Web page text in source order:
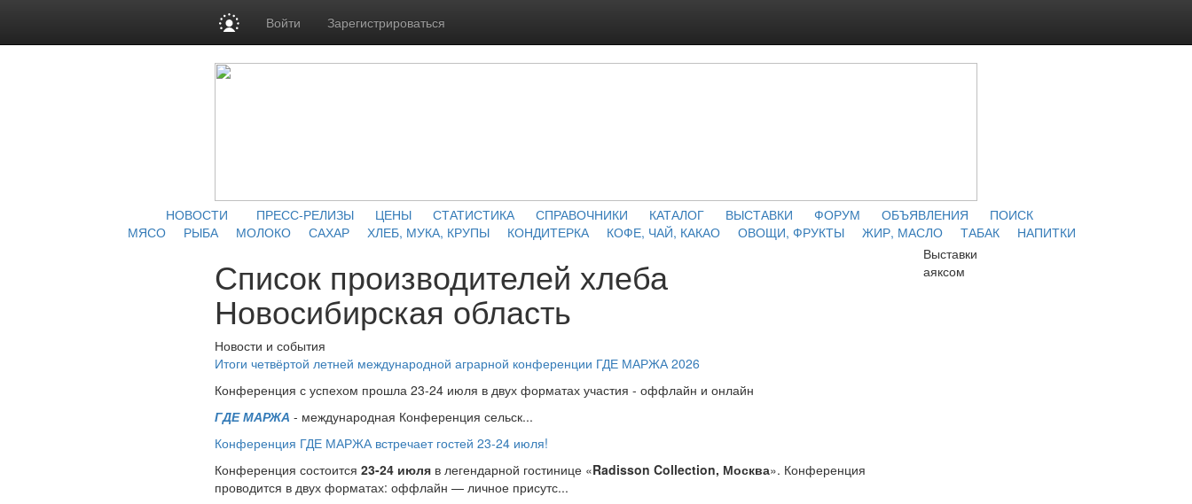
Войти Зарегистрироваться
НОВОСТИ ПРЕСС-РЕЛИЗЫ ЦЕНЫ СТАТИСТИКА СПРАВОЧНИКИ КАТАЛОГ ВЫСТАВКИ ФОРУМ ОБЪЯВЛЕНИЯ
ПОИСК
МЯСО
РЫБА МОЛОКО САХАР ХЛЕБ, МУКА, КРУПЫ КОНДИТЕРКА КОФЕ, ЧАЙ, КАКАО ОВОЩИ, ФРУКТЫ ЖИР, МАСЛО ТАБАК НАПИТКИ
Список производителей хлеба
Новосибирская область
Новости и события
Итоги четвёртой летней международной аграрной конференции ГДЕ МАРЖА 2026
Конференция с успехом прошла 23-24 июля в двух форматах участия - оффлайн и онлайн
ГДЕ МАРЖА - международная Конференция сельск...
Конференция ГДЕ МАРЖА встречает гостей 23-24 июля!
Конференция состоится 23-24 июля в легендарной гостинице «Radisson Collection, Москва». Конференция
проводится в двух форматах: оффлайн — личное присутс...
Выставки
аяксом